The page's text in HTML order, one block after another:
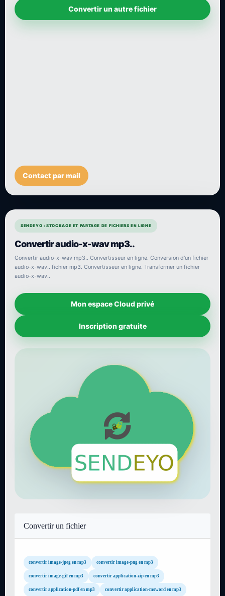
Convertir un autre fichier
Contact par mail
SENDEYO : STOCKAGE ET PARTAGE DE FICHIERS EN LIGNE
Convertir audio-x-wav mp3..
Convertir audio-x-wav mp3.. Convertisseur en ligne. Conversion d'un fichier
audio-x-wav.. fichier mp3. Convertisseur en ligne. Transformer un fichier
audio-x-wav..
Mon espace Cloud privé
Inscription gratuite
Convertir un fichier
convertir image-jpeg en mp3 convertir image-png en mp3
convertir image-gif en mp3 convertir application-zip en mp3
convertir application-pdf en mp3 convertir application-msword en mp3